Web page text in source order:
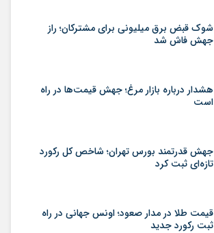
شوک قبض برق میلیونی برای مشترکان؛ راز
جهش فاش شد
هشدار درباره بازار مرغ؛ جهش قیمت‌ها در راه
است
جهش قدرتمند بورس تهران؛ شاخص کل رکورد
تازه‌ای ثبت کرد
قیمت طلا در مدار صعود؛ اونس جهانی در راه
ثبت رکورد جدید